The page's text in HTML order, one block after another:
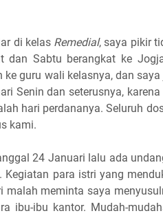
di kelas Remedial, saya pikir
Sabtu berangkat ke
guru wali kelasnya, dan
Senin dan seterusnya,
hari perdananya. Seluruh
kami.
24 Januari lalu ada
para istri yang
meminta saya
ibu-ibu kantor. Mudah-